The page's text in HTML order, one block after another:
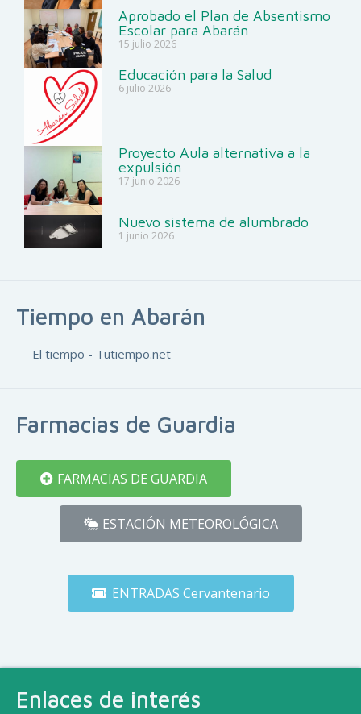
Enlaces de interés
Tiempo en Abarán
El tiempo - Tutiempo.net
Farmacias de Guardia
FARMACIAS DE GUARDIA
ESTACIÓN METEOROLÓGICA
ENTRADAS Cervantenario
Aprobado el Plan de Absentismo
Escolar para Abarán
15 julio 2026
Educación para la Salud
6 julio 2026
Proyecto Aula alternativa a la
expulsión
17 junio 2026
Nuevo sistema de alumbrado
1 junio 2026